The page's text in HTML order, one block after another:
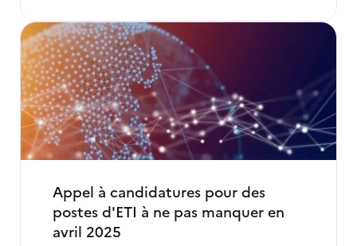
d’expertise
à
pourvoir
pour
renforcer
la
santé
mondiale
!
Appel à candidatures pour des
postes d'ETI à ne pas manquer en
avril 2025